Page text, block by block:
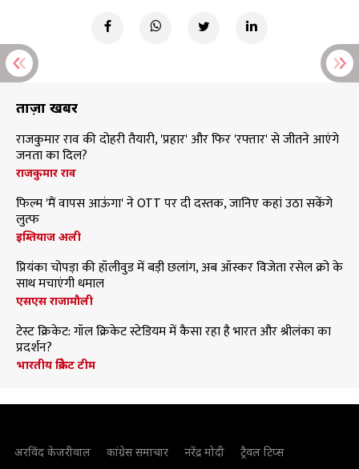
ताज़ा खबरें
राजकुमार राव की दोहरी तैयारी, 'प्रहार' और फिर 'रफ्तार' से जीतने आएंगे
जनता का दिल?
राजकुमार राव
फिल्म 'मैं वापस आऊंगा' ने OTT पर दी दस्तक, जानिए कहां उठा सकेंगे
लुत्फ
इम्तियाज अली
प्रियंका चोपड़ा की हॉलीवुड में बड़ी छलांग, अब ऑस्कर विजेता रसेल क्रो के
साथ मचाएंगी धमाल
एसएस राजामौली
टेस्ट क्रिकेट: गॉल क्रिकेट स्टेडियम में कैसा रहा है भारत और श्रीलंका का
प्रदर्शन?
भारतीय क्रिकेट टीम
अरविंद केजरीवाल कांग्रेस समाचार नरेंद्र मोदी ट्रैवल टिप्स